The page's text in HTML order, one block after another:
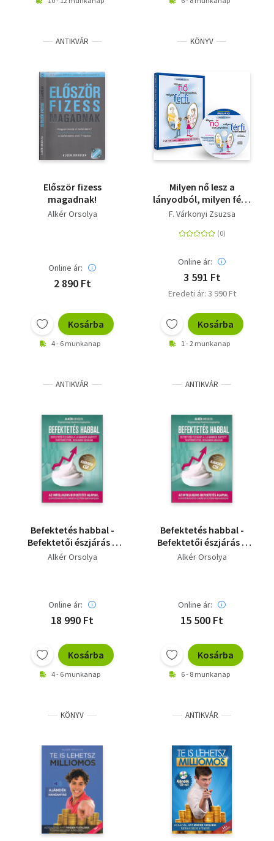
anyaga
ANTIKVÁR
Először fizess
magadnak!
Alkér Orsolya
Online ár:
2 890 Ft
Kosárba
4 - 6 munkanap
KÖNYV
Milyen nő lesz a
lányodból, milyen férfi
lesz a fiadból? -
nevelése - CD-
F. Várkonyi Zsuzsa
Online ár:
3 591 Ft
Eredeti ár: 3 990 Ft
Kosárba
1 - 2 munkanap
ANTIKVÁR
Befektetés habbal -
Befektetői észjárás a
La Warren Buffett
Alkér Orsolya
Online ár:
18 990 Ft
Kosárba
4 - 6 munkanap
ANTIKVÁR
Befektetés habbal -
Befektetői észjárás a
La Warren Buffett
Alkér Orsolya
Online ár:
15 500 Ft
Kosárba
6 - 8 munkanap
KÖNYV ANTIKVÁR